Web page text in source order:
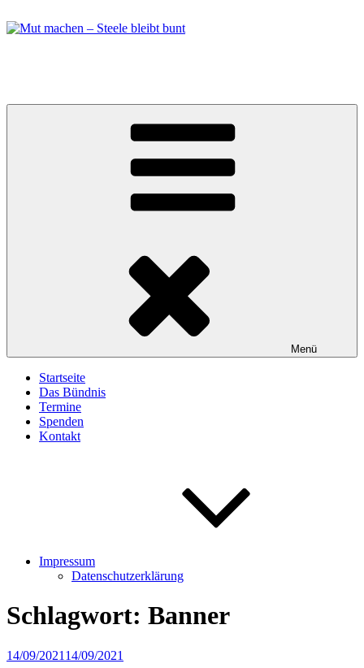
Inhalt
Menü
Startseite
Das Bündnis
Termine
Spenden
Kontakt
Impressum
Datenschutzerklärung
Schlagwort: Banner
Veröffentlicht
14/09/2021 14/09/2021